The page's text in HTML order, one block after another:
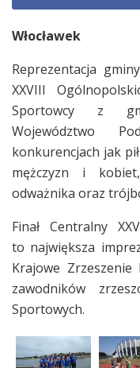
Włocławek
Reprezentacja
XXVIII
Sportowcy z
Województwo
konkurencjach jak
mężczyzn i
odważnika oraz
Finał Centralny
to największa
Krajowe
zawodników
Sportowych.